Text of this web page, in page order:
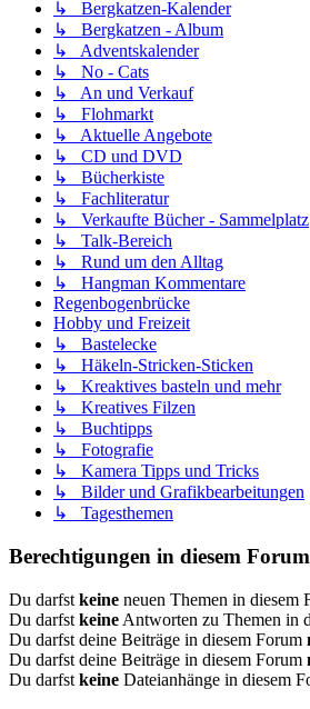
↳ Bergkatzen-Kalender
↳ Bergkatzen - Album
↳ Adventskalender
↳ No - Cats
↳ An und Verkauf
↳ Flohmarkt
↳ Aktuelle Angebote
↳ CD und DVD
↳ Bücherkiste
↳ Fachliteratur
↳ Verkaufte Bücher - Sammelplatz
↳ Talk-Bereich
↳ Rund um den Alltag
↳ Hangman Kommentare
Regenbogenbrücke
Hobby und Freizeit
↳ Bastelecke
↳ Häkeln-Stricken-Sticken
↳ Kreaktives basteln und mehr
↳ Kreatives Filzen
↳ Buchtipps
↳ Fotografie
↳ Kamera Tipps und Tricks
↳ Bilder und Grafikbearbeitungen
↳ Tagesthemen
Berechtigungen in diesem Forum
Du darfst keine neuen Themen in diesem
Du darfst keine Antworten zu Themen in
Du darfst deine Beiträge in diesem Forum
Du darfst deine Beiträge in diesem Forum
Du darfst keine Dateianhänge in diesem